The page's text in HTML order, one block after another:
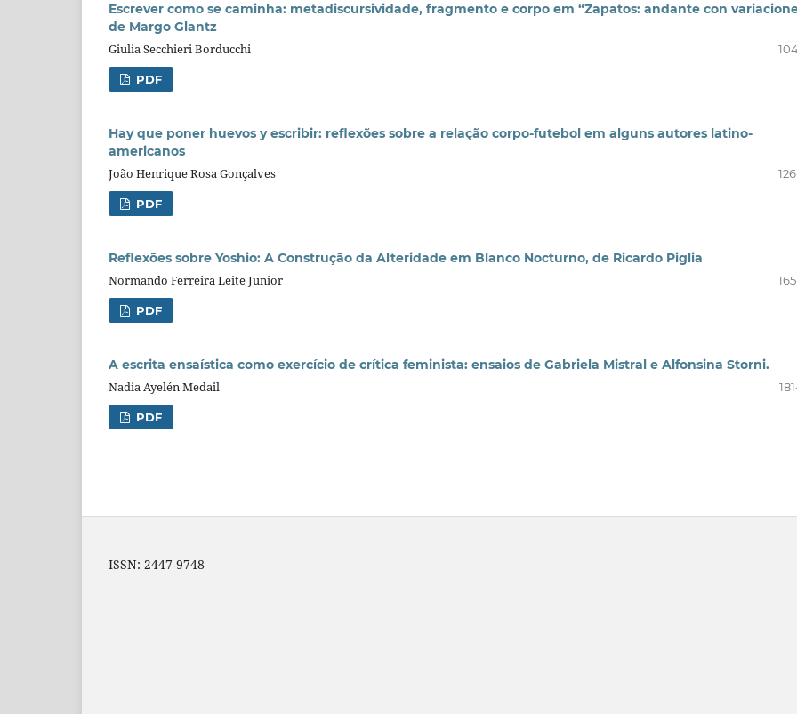
Escrever como se caminha: metadiscursividade, fragmento e corpo em “Zapatos: andante con
de Margo Glantz
Giulia Secchieri Borducchi
PDF
Hay que poner huevos y escribir: reflexões sobre a relação corpo-futebol em alguns autores latino-
americanos
João Henrique Rosa Gonçalves
PDF
Reflexões sobre Yoshio: A Construção da Alteridade em Blanco Nocturno, de Ricardo Piglia
Normando Ferreira Leite Junior
PDF
A escrita ensaística como exercício de crítica feminista: ensaios de Gabriela Mistral e Alfonsina Storni.
Nadia Ayelén Medail
PDF
ISSN: 2447-9748